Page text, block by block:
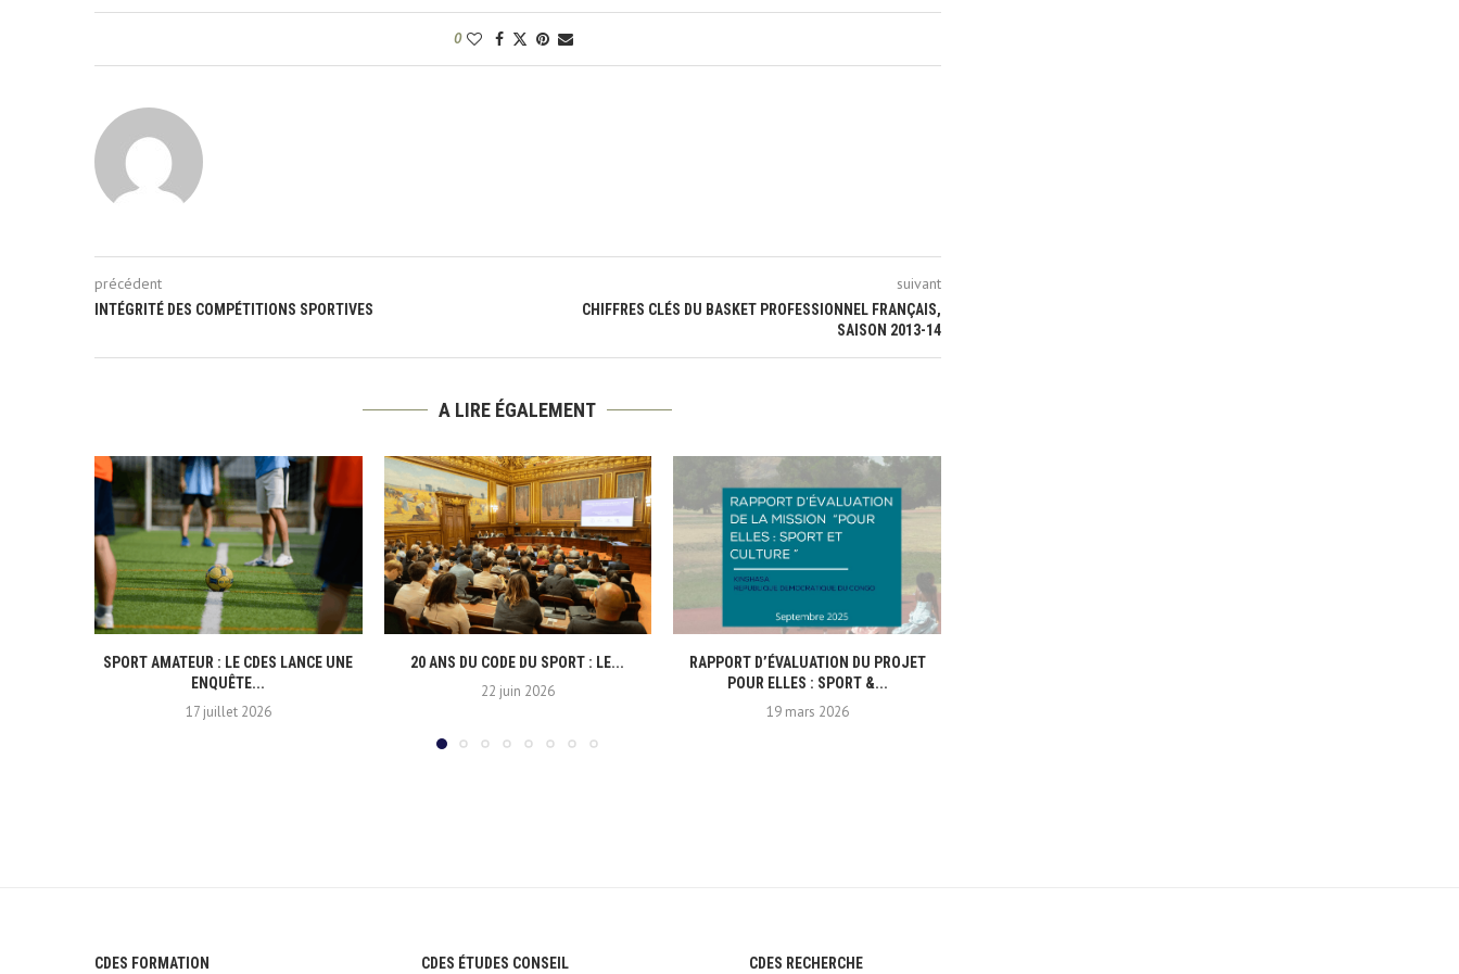
0
précédent
INTÉGRITÉ DES COMPÉTITIONS SPORTIVES
suivant
CHIFFRES CLÉS DU BASKET PROFESSIONNEL FRANÇAIS,
SAISON 2013-14
A LIRE ÉGALEMENT
SPORT AMATEUR : LE CDES LANCE UNE
ENQUÊTE...
17 juillet 2026
20 ANS DU CODE DU SPORT : LE...
22 juin 2026
RAPPORT D’ÉVALUATION DU PROJET
POUR ELLES : SPORT &...
19 mars 2026
CDES FORMATION CDES ÉTUDES CONSEIL CDES RECHERCHE